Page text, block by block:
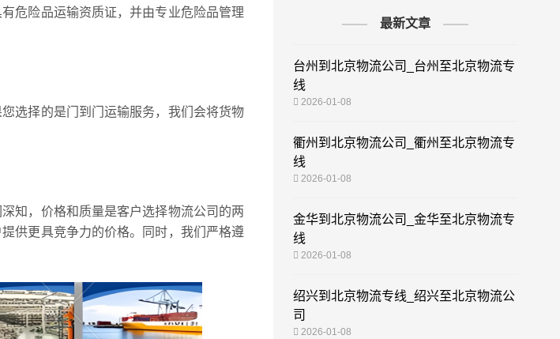
危险品运输资质证，并由专业危险品管理
选择的是门到门运输服务，我们会将货物
知，价格和质量是客户选择物流公司的两
供更具竞争力的价格。同时，我们严格遵
最新文章
台州到北京物流公司_台州至北京物流专
线
2026-01-08
衢州到北京物流公司_衢州至北京物流专
线
2026-01-08
金华到北京物流公司_金华至北京物流专
线
2026-01-08
绍兴到北京物流专线_绍兴至北京物流公
司
2026-01-08